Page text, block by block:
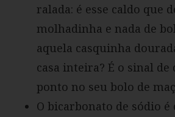
ralada: é esse caldo que
molhadinha e nada de
aquela casquinha
casa inteira? É o sinal de
ponto no seu bolo de
O bicarbonato de sódio é